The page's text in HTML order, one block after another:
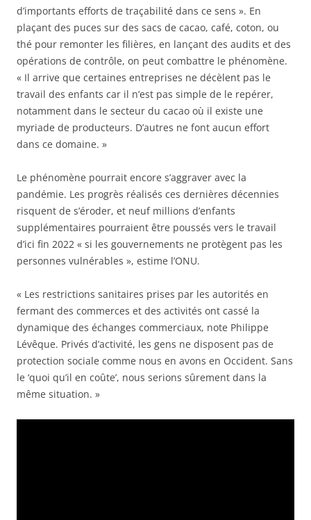
d’importants efforts de traçabilité dans ce sens ». En
plaçant des puces sur des sacs de cacao, café, coton, ou
thé pour remonter les filières, en lançant des audits et des
opérations de contrôle, on peut combattre le phénomène.
« Il arrive que certaines entreprises ne décèlent pas le
travail des enfants car il n’est pas simple de le repérer,
notamment dans le secteur du cacao où il existe une
myriade de producteurs. D’autres ne font aucun effort
dans ce domaine. »
Le phénomène pourrait encore s’aggraver avec la
pandémie. Les progrès réalisés ces dernières décennies
risquent de s’éroder, et neuf millions d’enfants
supplémentaires pourraient être poussés vers le travail
d’ici fin 2022 « si les gouvernements ne protègent pas les
personnes vulnérables », estime l’ONU.
« Les restrictions sanitaires prises par les autorités en
fermant des commerces et des activités ont cassé la
dynamique des échanges commerciaux, note Philippe
Lévêque. Privés d’activité, les gens ne disposent pas de
protection sociale comme nous en avons en Occident. Sans
le ‘quoi qu’il en coûte’, nous serions sûrement dans la
même situation. »